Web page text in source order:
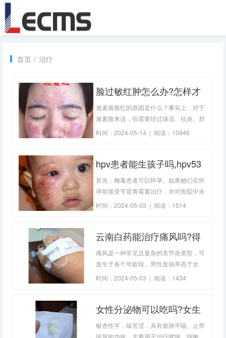
首页 / 治疗
脸过敏红肿怎么办?怎样才
能卸掉我的激素脸?
激素脸脸红的原因是什么？事实上，对于
激素脸来说，你需要经过保湿、抗炎、舒
敏、修复，最后修复受损的皮肤屏障，才
时间：2024-05-14 | 阅读：10946
hpv患者能生孩子吗,hpv53
能生孩子吗?
首先，梅毒患者可以怀孕。如果她们在怀
孕前接受苄星青霉素治疗，并对医院中未
再次感染的患者进行评估，她们无需进一
时间：2024-05-03 | 阅读：1514
云南白药能治疗痛风吗?得
了脚痛风该怎么办?
痛风是一种常见且复杂的关节炎类型，可
发生于各个年龄段，男性发病率高于女
性。痛风患者常在夜间突然出现关节疼
时间：2024-05-03 | 阅读：1434
女性分泌物可以吃吗?女生
的白色分泌物有哪些?
银杏性平，味苦涩，具有敛肺平喘、止带
缩尿的功效。主要用于治疗哮喘、咳嗽、